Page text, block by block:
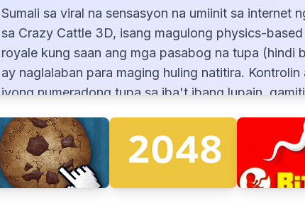
Sumali sa viral na sensasyon na umiinit sa internet
sa Crazy Cattle 3D, isang magulong physics-
royale kung saan ang mga pasabog na tupa (hindi
ay naglalaban para maging huling natitira. Kontrolin
iyong numeradong tupa sa iba't ibang lupain,
mapatumba ang mga kalaban mula sa mapa, at
ang mahirap na gameplay na nagbabalanse ng
tawang humor sa skill-based mechanics. Maglaro
sa iyong browser, walang kailangang i-download,
crazy cattle 3d